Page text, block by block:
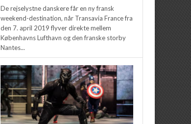
De rejselystne danskere får en ny fransk
weekend-destination, når Transavia France fra
den 7. april 2019 flyver direkte mellem
Københavns Lufthavn og den franske storby
Nantes...